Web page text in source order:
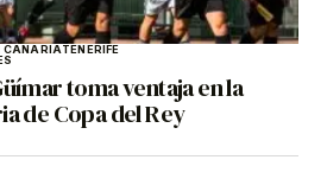
CANARIATENERIFE
toma ventaja en la
de Copa del Rey